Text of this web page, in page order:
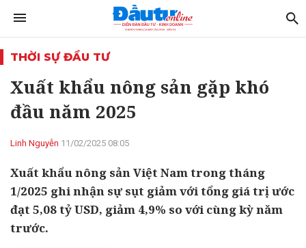
THỜI SỰ ĐẦU TƯ
Xuất khẩu nông sản gặp khó
đầu năm 2025
Linh Nguyễn 11/02/2025 08:05
Xuất khẩu nông sản Việt Nam trong tháng
1/2025 ghi nhận sự sụt giảm với tổng giá trị ước
đạt 5,08 tỷ USD, giảm 4,9% so với cùng kỳ năm
trước.